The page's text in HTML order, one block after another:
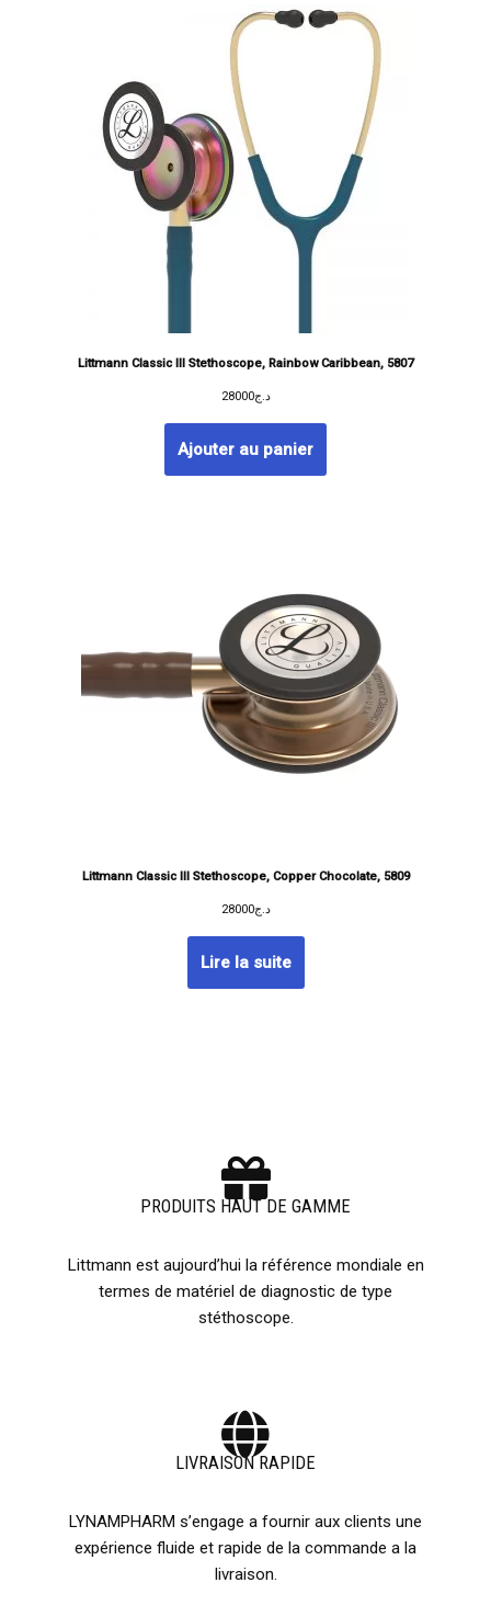
Littmann Classic III Stethoscope, Rainbow Caribbean, 5807
د.ج28000
Ajouter au panier
Littmann Classic III Stethoscope, Copper Chocolate, 5809
د.ج28000
Lire la suite
PRODUITS HAUT DE GAMME
Littmann est aujourd’hui la référence mondiale en
termes de matériel de diagnostic de type
stéthoscope.
LIVRAISON RAPIDE
LYNAMPHARM s’engage a fournir aux clients une
expérience fluide et rapide de la commande a la
livraison.